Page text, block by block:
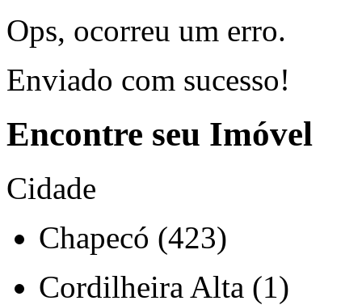
Ops, ocorreu um erro.
Enviado com sucesso!
Encontre seu Imóvel
Cidade
Chapecó (423)
Cordilheira Alta (1)